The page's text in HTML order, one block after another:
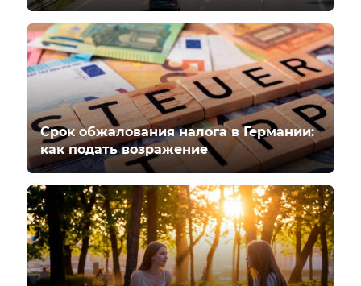
Срок обжалования налога в Германии:
как подать возражение